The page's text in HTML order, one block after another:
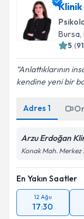
Bursa,
5 (91
Anlattıklarının
kendine yeni bir
Adres 1
Arzu Erdoğan
Konak Mah. Merkez
En Yakın Saatler
12 Ağu
17:30